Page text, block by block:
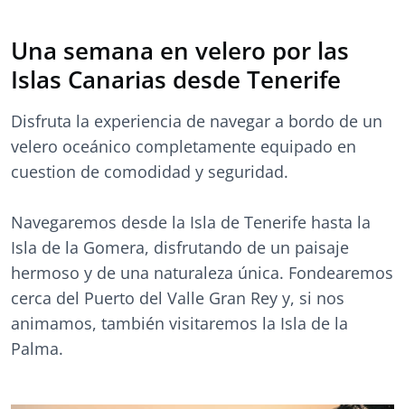
Una semana en velero por las
Islas Canarias desde Tenerife
Disfruta la experiencia de navegar a bordo de un
velero oceánico completamente equipado en
cuestion de comodidad y seguridad.
Navegaremos desde la Isla de Tenerife hasta la
Isla de la Gomera, disfrutando de un paisaje
hermoso y de una naturaleza única. Fondearemos
cerca del Puerto del Valle Gran Rey y, si nos
animamos, también visitaremos la Isla de la
Palma.